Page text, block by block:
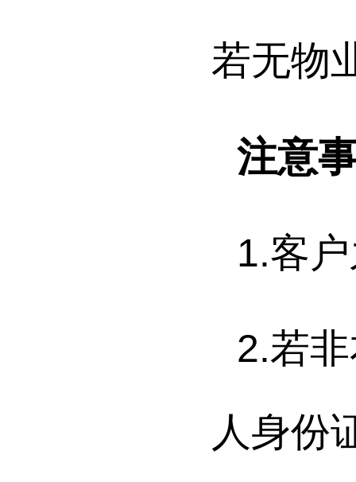
若无物
注意
1.客
2.若
人身份